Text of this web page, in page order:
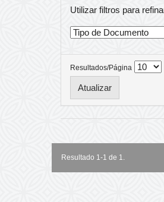
Utilizar filtros para
Resultados/Página
Resultado 1-1 de 1.